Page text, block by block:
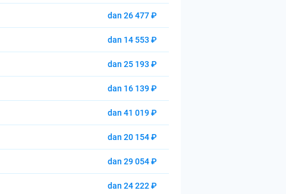
dan 26 477 ₽
dan 14 553 ₽
dan 25 193 ₽
dan 16 139 ₽
dan 41 019 ₽
dan 20 154 ₽
dan 29 054 ₽
dan 24 222 ₽